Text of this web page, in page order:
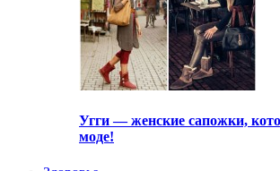
Угги — женские сапожки,
моде!